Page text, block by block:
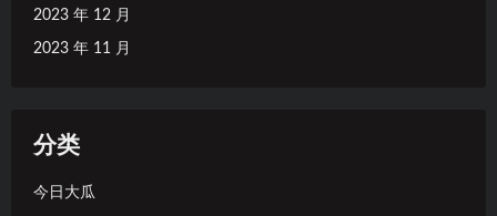
2023 年 12 月
2023 年 11 月
分类
今日大瓜